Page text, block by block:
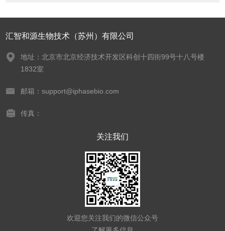
汇智和源生物技术（苏州）有限公司
地址：北京市北京经济技术开发区科创十四街99号十八号楼
1832室
邮箱：support@iphasebio.com
传真：
关注我们
欢迎您关注我们的微信公众号